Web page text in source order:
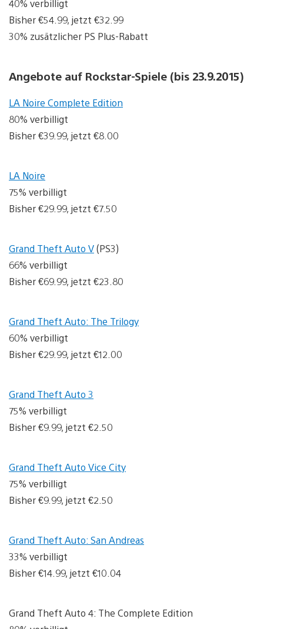
40% verbilligt
Bisher €54.99, jetzt €32.99
30% zusätzlicher PS Plus-Rabatt
Angebote auf Rockstar-Spiele (bis 23.9.2015)
LA Noire Complete Edition
80% verbilligt
Bisher €39.99, jetzt €8.00
LA Noire
75% verbilligt
Bisher €29.99, jetzt €7.50
Grand Theft Auto V(PS3)
66% verbilligt
Bisher €69.99, jetzt €23.80
Grand Theft Auto: The Trilogy
60% verbilligt
Bisher €29.99, jetzt €12.00
Grand Theft Auto 3
75% verbilligt
Bisher €9.99, jetzt €2.50
Grand Theft Auto Vice City
75% verbilligt
Bisher €9.99, jetzt €2.50
Grand Theft Auto: San Andreas
33% verbilligt
Bisher €14.99, jetzt €10.04
Grand Theft Auto 4: The Complete Edition